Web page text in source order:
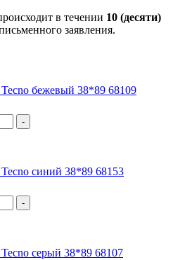
в течении 10 (десяти)
заявления.
бежевый 38*89 68109
-
синий 38*89 68153
-
серый 38*89 68107